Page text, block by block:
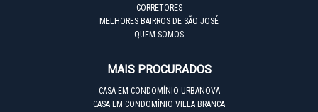
CORRETORES
MELHORES BAIRROS DE SÃO JOSÉ
QUEM SOMOS
MAIS PROCURADOS
CASA EM CONDOMÍNIO URBANOVA
CASA EM CONDOMÍNIO VILLA BRANCA